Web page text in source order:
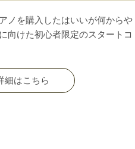
ノを購入したはいいが何からや
向けた初心者限定のスタートコ
細はこちら